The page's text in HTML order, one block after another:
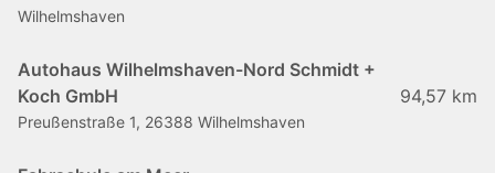
Wilhelmshaven
Autohaus Wilhelmshaven-Nord Schmidt +
Koch GmbH
Preußenstraße 1, 26388 Wilhelmshaven
94,57 km